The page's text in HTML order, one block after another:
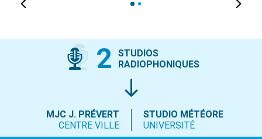
2
STUDIOS
RADIOPHONIQUES
MJC J. PRÉVERT
CENTRE VILLE
STUDIO MÉTÉORE
UNIVERSITÉ